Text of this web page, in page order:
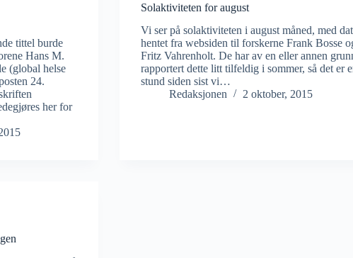
tittel burde
Hans M.
(global helse
24.
her for
Solaktiviteten for august
Vi ser på solaktiviteten i august måned, med
hentet fra websiden til forskerne Frank Bosse
Fritz Vahrenholt. De har av en eller annen
rapportert dette litt tilfeldig i sommer, så det er
stund siden sist vi…
Redaksjonen
2 oktober, 2015